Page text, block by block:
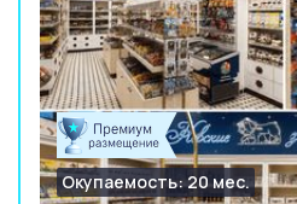
Окупаемость: 20 мес.